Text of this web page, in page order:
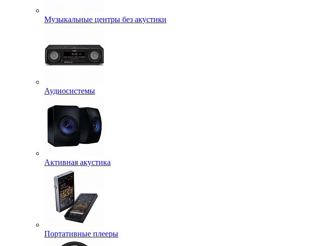
Музыкальные центры без акустики
Аудиосистемы
Активная акустика
Портативные плееры